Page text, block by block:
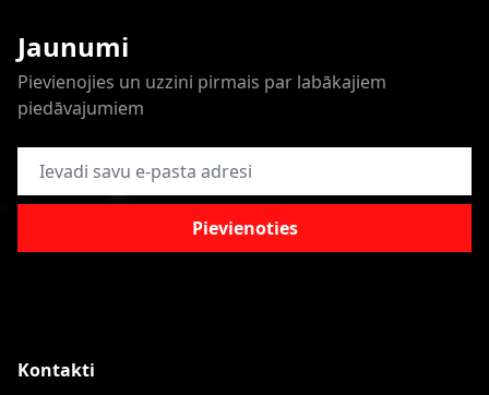
Jaunumi
Pievienojies un uzzini pirmais par labākajiem
piedāvajumiem
E-pasta adrese
Pievienoties
Kontakti